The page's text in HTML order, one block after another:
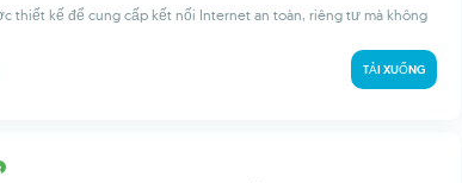
thiết kế để cung cấp kết nối Internet an toàn, riêng tư mà không
TẢI XUỐNG